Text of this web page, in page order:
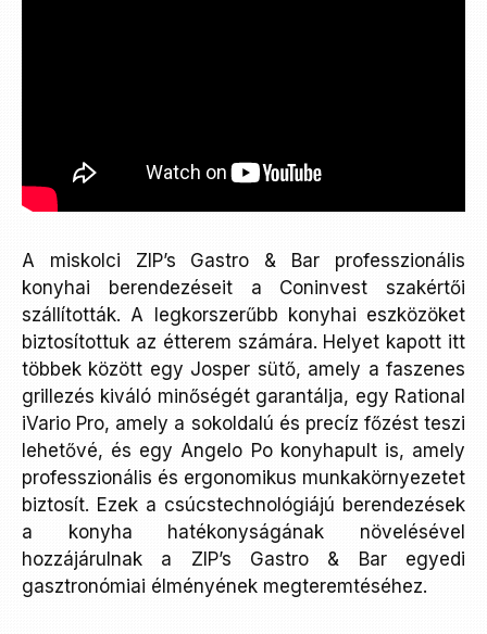
A miskolci ZIP’s Gastro & Bar professzionális
konyhai berendezéseit a Coninvest szakértői
szállították. A legkorszerűbb konyhai eszközöket
biztosítottuk az étterem számára. Helyet kapott itt
többek között egy Josper sütő, amely a faszenes
grillezés kiváló minőségét garantálja, egy Rational
iVario Pro, amely a sokoldalú és precíz főzést teszi
lehetővé, és egy Angelo Po konyhapult is, amely
professzionális és ergonomikus munkakörnyezetet
biztosít. Ezek a csúcstechnológiájú berendezések
a konyha hatékonyságának növelésével
hozzájárulnak a ZIP’s Gastro & Bar egyedi
gasztronómiai élményének megteremtéséhez.